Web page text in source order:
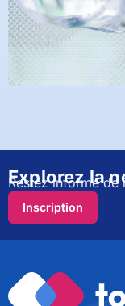
Explorez la
Restez informé de
Inscription